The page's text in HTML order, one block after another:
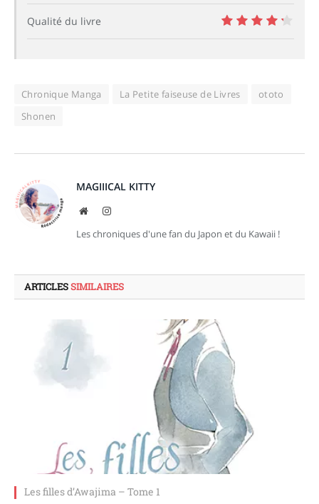
8
Qualité du livre
8.5
Chronique Manga La Petite faiseuse de Livres
ototo
Shonen
MAGIIICAL KITTY
Site
Instagram
Les chroniques d'une fan du Japon et du Kawaii !
ARTICLESSIMILAIRES
Les filles d’Awajima – Tome 1